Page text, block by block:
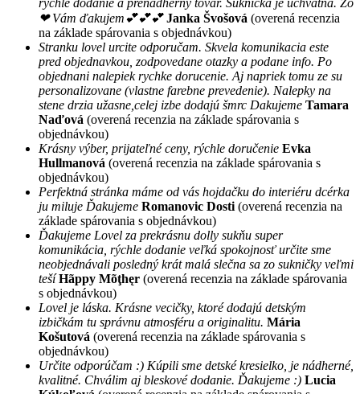
rýchle dodanie a prenádherný tovar. Suknička je úchvatná. Zo
❤ Vám ďakujem💕💕💕 Janka Švošová (overená recenzia
na základe spárovania s objednávkou)
Stranku lovel urcite odporučam. Skvela komunikacia este
pred objednavkou, zodpovedane otazky a podane info. Po
objednani nalepiek rychke dorucenie. Aj napriek tomu ze su
personalizovane (vlastne farebne prevedenie). Nalepky na
stene drzia užasne,celej izbe dodajú šmrc Dakujeme Tamara
Naďová (overená recenzia na základe spárovania s
objednávkou)
Krásny výber, prijateľné ceny, rýchle doručenie Evka
Hullmanová (overená recenzia na základe spárovania s
objednávkou)
Perfektná stránka máme od vás hojdačku do interiéru dcérka
ju miluje Ďakujeme Romanovic Dosti (overená recenzia na
základe spárovania s objednávkou)
Ďakujeme Lovel za prekrásnu dolly sukňu super
komunikácia, rýchle dodanie veľká spokojnosť určite sme
neobjednávali posledný krát malá slečna sa zo sukničky veľmi
tešíHãppy Mõţhęr (overená recenzia na základe spárovania
s objednávkou)
Lovel je láska. Krásne vecičky, ktoré dodajú detským
izbičkám tu správnu atmosféru a originalitu. Mária
Košutová (overená recenzia na základe spárovania s
objednávkou)
Určite odporúčam :) Kúpili sme detské kresielko, je nádherné,
kvalitné. Chválim aj bleskové dodanie. Ďakujeme :) Lucia